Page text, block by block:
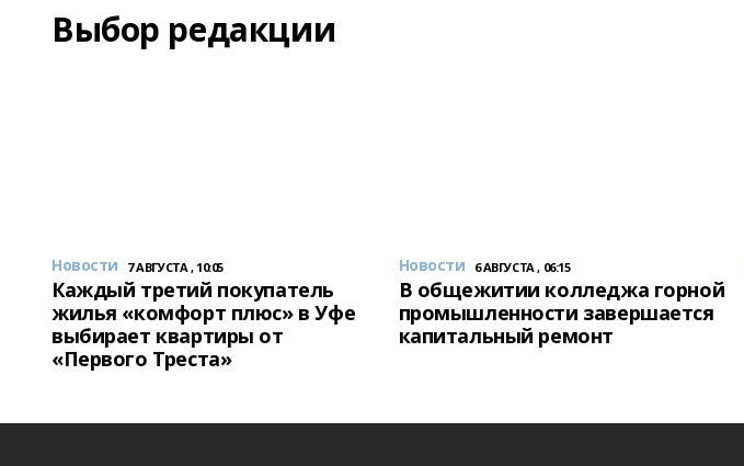
Выбор редакции
Новости 7 АВГУСТА , 10:05
Каждый третий покупатель
жилья «комфорт плюс» в Уфе
выбирает квартиры от
«Первого Треста»
Новости 6 АВГУСТА , 06:15
В общежитии колледжа горной
промышленности завершается
капитальный ремонт